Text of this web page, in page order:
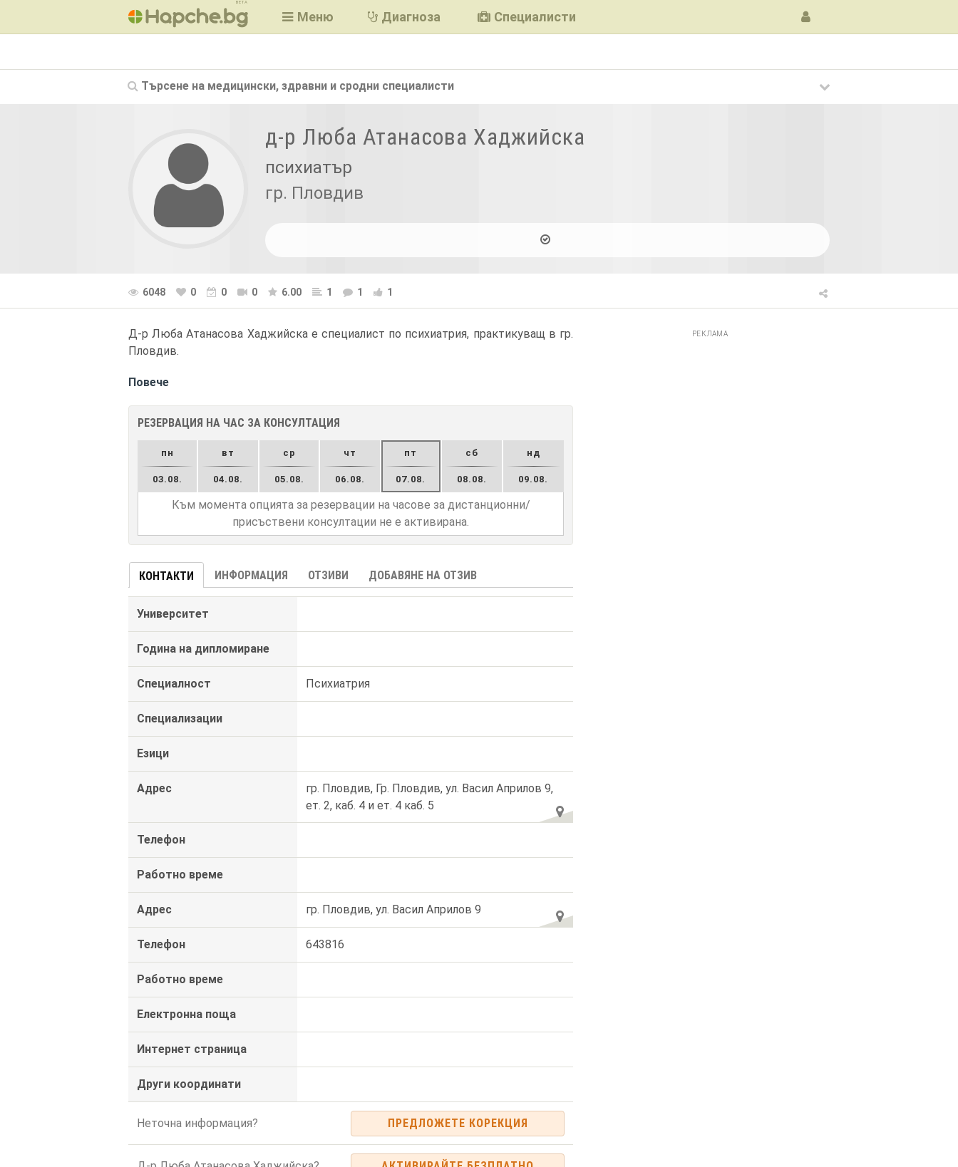
BETA
Меню Диагноза Специалисти
Търсене на медицински, здравни и сродни специалисти
д-р Люба Атанасова Хаджийска
психиатър
гр. Пловдив
6048 0 0 0 6.00 1 1 1
Д-р Люба Атанасова Хаджийска е специалист по психиатрия, практикуващ в гр.
Пловдив.
Повече
РЕЗЕРВАЦИЯ НА ЧАС ЗА КОНСУЛТАЦИЯ
пн
03.08.
вт
04.08.
ср
05.08.
чт
06.08.
пт
07.08.
сб
08.08.
нд
09.08.
Към момента опцията за резервации на часове за дистанционни/
присъствени консултации не е активирана.
КОНТАКТИ ИНФОРМАЦИЯ ОТЗИВИ ДОБАВЯНЕ НА ОТЗИВ
Университет
Година на дипломиране
Специалност Психиатрия
Специализации
Езици
Адрес
гр. Пловдив, Гр. Пловдив, ул. Васил Априлов 9,
ет. 2, каб. 4 и ет. 4 каб. 5
Телефон
Работно време
Адрес гр. Пловдив, ул. Васил Априлов 9
Телефон 643816
Работно време
Електронна поща
Интернет страница
Други координати
Неточна информация? ПРЕДЛОЖЕТЕ КОРЕКЦИЯ
РЕКЛАМА